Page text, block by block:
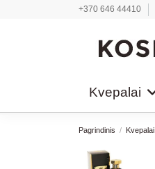
+370 646 44410
Kvepalai
Pagrindinis Kvepalai